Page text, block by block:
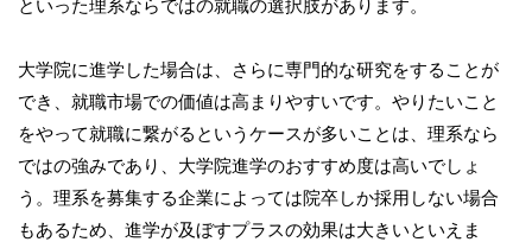
といった理系ならではの就職の選択肢があります。
大学院に進学した場合は、さらに専門的な研究をすることが
でき、就職市場での価値は高まりやすいです。やりたいこと
をやって就職に繋がるというケースが多いことは、理系なら
ではの強みであり、大学院進学のおすすめ度は高いでしょ
う。理系を募集する企業によっては院卒しか採用しない場合
もあるため、進学が及ぼすプラスの効果は大きいといえま